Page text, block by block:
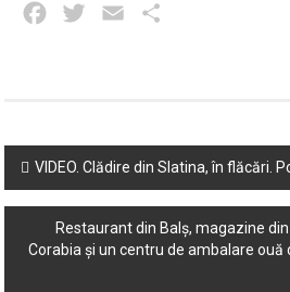
Facebook
Twitter Email
Post
navigation
VIDEO. Clădire din Slatina, în flăcări.
Restaurant din Balș, magazine
Corabia și un centru de ambalare